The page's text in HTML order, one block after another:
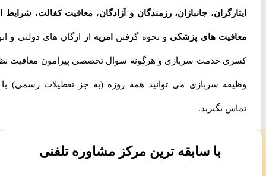
ایثارگران، جانبازان، رزمندگان و آزادگان،معافیت کفالت، شرایط اخذ
معافیت های پزشکیو نحوه گرفتن امریهاز ارگان های دولتی و انواع
کسری خدمت سربازی و هرگونه سوال تخصصی پیرامون معافیت نظام
وظیفه سربازی می توانید همه روزه (به جز تعطیلات رسمی) با ما
تماس بگیرید.
با سابقه ترین مرکز مشاوره تلفنی